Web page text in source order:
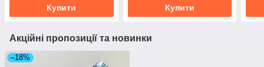
Купити Купити
Акційні пропозиції та новинки
–18%